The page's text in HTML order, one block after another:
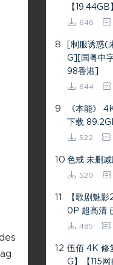
【19.44GB
646
8
[制服诱惑
G][国粤中
98香港]
644
9
《本能》
下载
522
10 色戒 未删
520
11
【歌剧魅
0P 超高清
485
12 伍佰 4K 修
G】【115网